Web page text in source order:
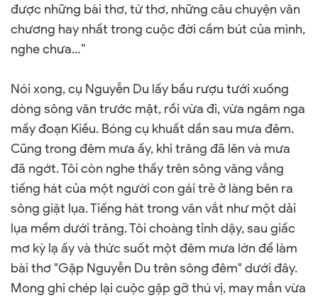
được những bài thơ, tứ thơ, những câu chuyện văn
chương hay nhất trong cuộc đời cầm bút của mình,
nghe chưa…”
Nói xong, cụ Nguyễn Du lấy bầu rượu tưới xuống
dòng sông văn trước mặt, rồi vừa đi, vừa ngâm nga
mấy đoạn Kiều. Bóng cụ khuất dần sau mưa đêm.
Cũng trong đêm mưa ấy, khi trăng đã lên và mưa
đã ngớt. Tôi còn nghe thấy trên sông văng vẳng
tiếng hát của một người con gái trẻ ở làng bên ra
sông giặt lụa. Tiếng hát trong văn vắt như một dải
lụa mềm dưới trăng. Tôi choàng tỉnh dậy, sau giấc
mơ kỳ lạ ấy và thức suốt một đêm mưa lớn để làm
bài thơ "Gặp Nguyễn Du trên sông đêm" dưới đây.
Mong ghi chép lại cuộc gặp gỡ thú vị, may mắn vừa